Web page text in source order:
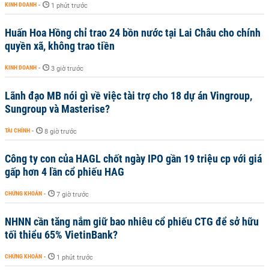
KINH DOANH - 1 phút trước
Huấn Hoa Hồng chỉ trao 24 bồn nước tại Lai Châu cho chính
quyền xã, không trao tiền
KINH DOANH - 3 giờ trước
Lãnh đạo MB nói gì về việc tài trợ cho 18 dự án Vingroup,
Sungroup và Masterise?
TÀI CHÍNH - 8 giờ trước
Công ty con của HAGL chốt ngày IPO gần 19 triệu cp với giá
gấp hơn 4 lần cổ phiếu HAG
CHỨNG KHOÁN - 7 giờ trước
NHNN cần tăng nắm giữ bao nhiêu cổ phiếu CTG để sở hữu
tối thiểu 65% VietinBank?
CHỨNG KHOÁN - 1 phút trước